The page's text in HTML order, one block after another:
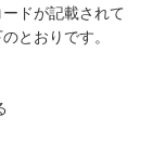
ドが記載されて
とおりです。